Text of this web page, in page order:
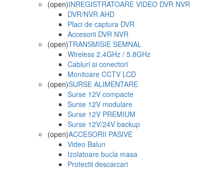
(open)INREGISTRATOARE VIDEO DVR NVR
DVR/NVR AHD
Placi de captura DVR
Accesorii DVR NVR
(open)TRANSMISIE SEMNAL
Wireless 2.4GHz / 5.8GHz
Cabluri si conectori
Monitoare CCTV LCD
(open)SURSE ALIMENTARE
Surse 12V compacte
Surse 12V modulare
Surse 12V PREMIUM
Surse 12V/24V backup
(open)ACCESORII PASIVE
Video Balun
Izolatoare bucla masa
Protectii descarcari